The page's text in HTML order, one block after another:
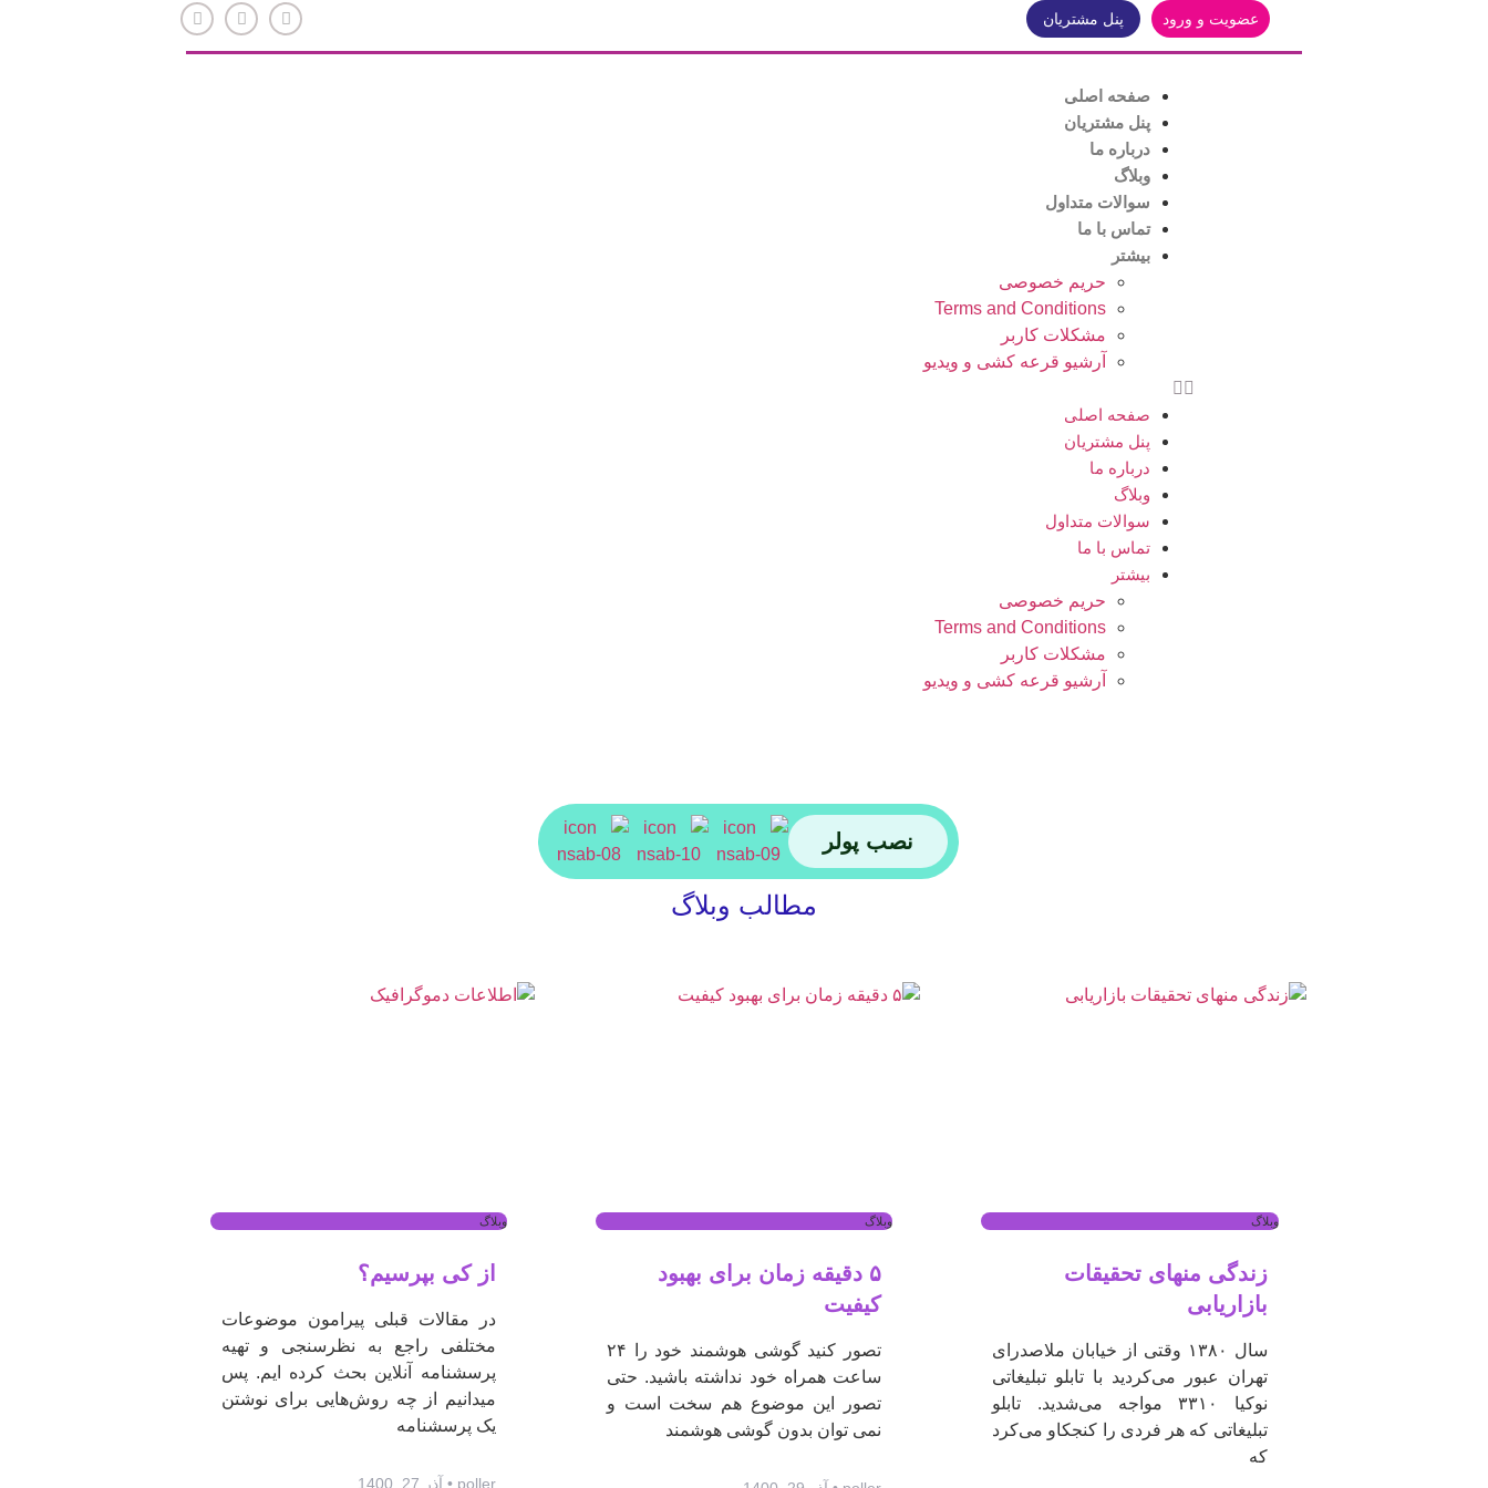
عضویت و ورود پنل مشتریان
صفحه اصلی
پنل مشتریان
درباره ما
وبلاگ
سوالات متداول
تماس با ما
بیشتر
حریم خصوصی
Terms and Conditions
مشکلات کاربر
آرشیو قرعه کشی و ویدیو
صفحه اصلی
پنل مشتریان
درباره ما
وبلاگ
سوالات متداول
تماس با ما
بیشتر
حریم خصوصی
Terms and Conditions
مشکلات کاربر
آرشیو قرعه کشی و ویدیو
نصب پولر
مطالب وبلاگ
وبلاگ
زندگی منهای تحقیقات
بازاریابی
سال ۱۳۸۰ وقتی از خیابان ملاصدرای
تهران عبور می‌کردید با تابلو تبلیغاتی
نوکیا ۳۳۱۰ مواجه می‌شدید. تابلو
تبلیغاتی که هر فردی را کنجکاو می‌کرد
که
وبلاگ
۵ دقیقه زمان برای بهبود
کیفیت
تصور کنید گوشی هوشمند خود را ۲۴
ساعت همراه خود نداشته باشید. حتی
تصور این موضوع هم سخت است و
نمی توان بدون گوشی هوشمند
وبلاگ
از کی بپرسیم؟
در مقالات قبلی پیرامون موضوعات
مختلفی راجع به نظرسنجی و تهیه
پرسشنامه آنلاین بحث کرده ایم. پس
میدانیم از چه روش‌هایی برای نوشتن
یک پرسشنامه
poller آذر 27, 1400